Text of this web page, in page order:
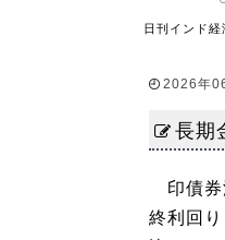
日刊インド経
2026年
長期
印債券
終利回